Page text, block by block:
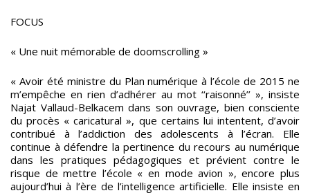
FOCUS
« Une nuit mémorable de doomscrolling »
« Avoir été ministre du Plan numérique à l’école de 2015 ne
m’empêche en rien d’adhérer au mot ‘‘raisonné’’ », insiste
Najat Vallaud-Belkacem dans son ouvrage, bien consciente
du procès « caricatural », que certains lui intentent, d’avoir
contribué à l’addiction des adolescents à l’écran. Elle
continue à défendre la pertinence du recours au numérique
dans les pratiques pédagogiques et prévient contre le
risque de mettre l’école « en mode avion », encore plus
aujourd’hui à l’ère de l’intelligence artificielle. Elle insiste en